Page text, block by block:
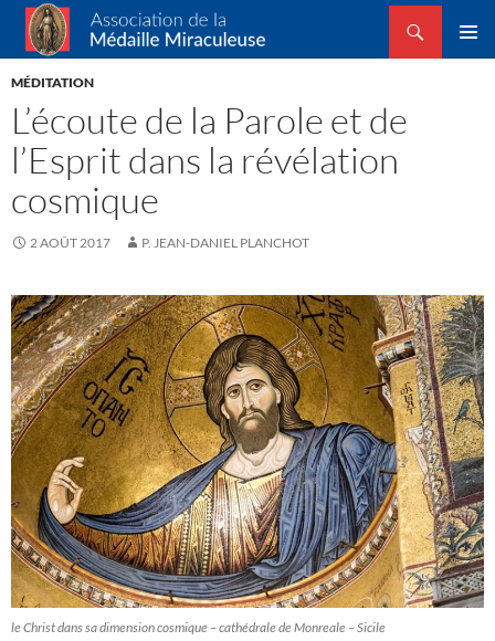
Association de la Médaille Miraculeuse
Recherche
ALLER
AU
MÉDITATION
L’écoute de la Parole et de
l’Esprit dans la révélation
cosmique
2 AOÛT 2017 P. JEAN-DANIEL PLANCHOT
le Christ dans sa dimension cosmique – cathédrale de Monreale – Sicile